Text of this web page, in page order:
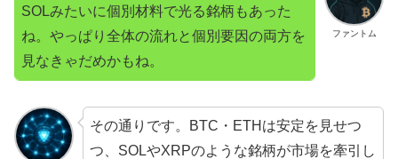
ファントム
SOLみたいに個別材料で光る銘柄もあった
ね。やっぱり全体の流れと個別要因の両方を
見なきゃだめかもね。
その通りです。BTC・ETHは安定を見せつ
つ、SOLやXRPのような銘柄が市場を牽引し